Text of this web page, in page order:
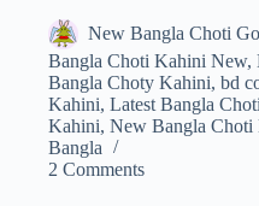
New Bangla Choti
Bangla Choti Kahini New,
Bangla Choty Kahini, bd
Kahini, Latest Bangla
Kahini, New Bangla Choti
Bangla
2 Comments